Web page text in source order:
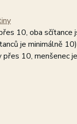
10, oba sčítance
je minimálně
10, menšenec